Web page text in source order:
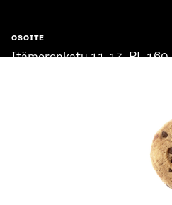
OSOITE
Itämerenkatu 11-13, PL 160,